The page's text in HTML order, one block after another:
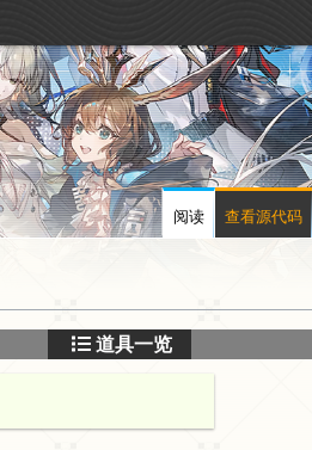
道具一览
阅读 查看源代码